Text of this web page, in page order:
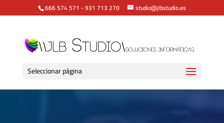
666 574 571 -931 713 270 studio@jlbstudio.es
Seleccionar página